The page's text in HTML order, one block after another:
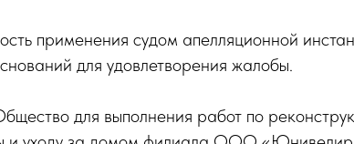
применения судом апелляционной
для удовлетворения жалобы.
для выполнения работ по